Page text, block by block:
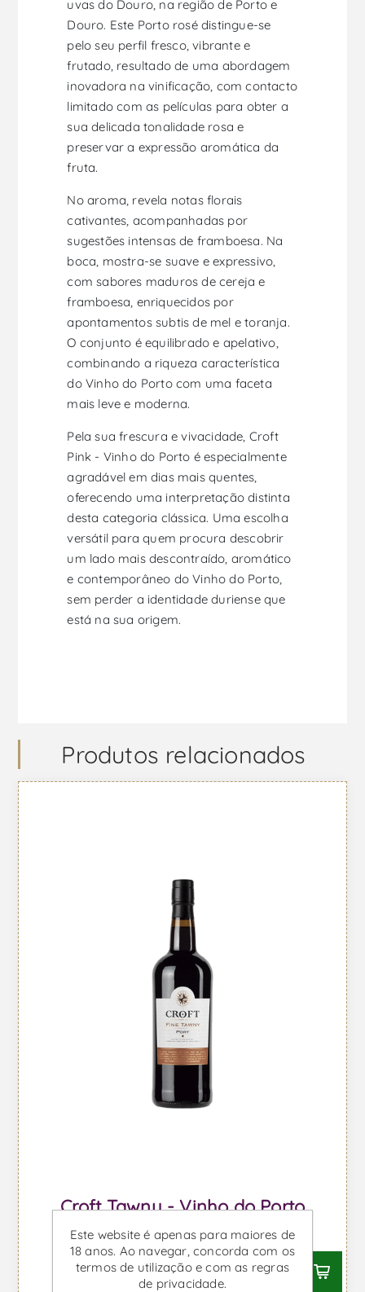
uvas do Douro, na região de Porto e
Douro. Este Porto rosé distingue-se
pelo seu perfil fresco, vibrante e
frutado, resultado de uma abordagem
inovadora na vinificação, com contacto
limitado com as películas para obter a
sua delicada tonalidade rosa e
preservar a expressão aromática da
fruta.
No aroma, revela notas florais
cativantes, acompanhadas por
sugestões intensas de framboesa. Na
boca, mostra-se suave e expressivo,
com sabores maduros de cereja e
framboesa, enriquecidos por
apontamentos subtis de mel e toranja.
O conjunto é equilibrado e apelativo,
combinando a riqueza característica
do Vinho do Porto com uma faceta
mais leve e moderna.
Pela sua frescura e vivacidade, Croft
Pink - Vinho do Porto é especialmente
agradável em dias mais quentes,
oferecendo uma interpretação distinta
desta categoria clássica. Uma escolha
versátil para quem procura descobrir
um lado mais descontraído, aromático
e contemporâneo do Vinho do Porto,
sem perder a identidade duriense que
está na sua origem.
Produtos relacionados
Croft Tawny - Vinho do Porto
Desde €8,85 IVA incl.
Este website é apenas para maiores de
18 anos. Ao navegar, concorda com os
termos de utilização e com as regras
de privacidade.